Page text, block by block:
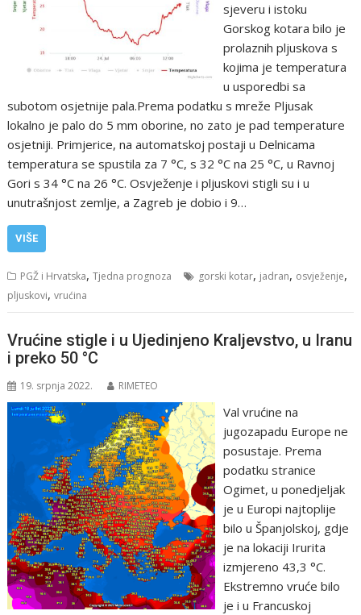
sjeveru i istoku
Gorskog kotara bilo je
prolaznih pljuskova s
kojima je temperatura
u usporedbi sa
subotom osjetnije pala.Prema podatku s mreže Pljusak
lokalno je palo do 5 mm oborine, no zato je pad temperature
osjetniji. Primjerice, na automatskoj postaji u Delnicama
temperatura se spustila za 7 °C, s 32 °C na 25 °C, u Ravnoj
Gori s 34 °C na 26 °C. Osvježenje i pljuskovi stigli su i u
unutrašnjost zemlje, a Zagreb je dobio i 9…
VIŠE
PGŽ i Hrvatska,Tjedna prognoza gorski kotar, jadran, osvježenje,
pljuskovi,vrućina
Vrućine stigle i u Ujedinjeno Kraljevstvo, u Iranu
i preko 50 °C
19. srpnja 2022. RIMETEO
Val vrućine na
jugozapadu Europe ne
posustaje. Prema
podatku stranice
Ogimet, u ponedjeljak
je u Europi najtoplije
bilo u Španjolskoj, gdje
je na lokaciji Irurita
izmjereno 43,3 °C.
Ekstremno vruće bilo
je i u Francuskoj